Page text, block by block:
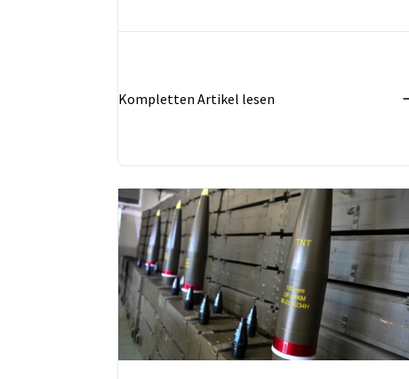
Kompletten Artikel lesen